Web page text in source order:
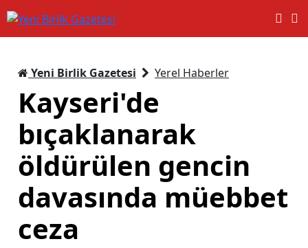
Yeni Birlik Gazetesi Yerel Haberler
Kayseri'de
bıçaklanarak
öldürülen gencin
davasında müebbet
ceza